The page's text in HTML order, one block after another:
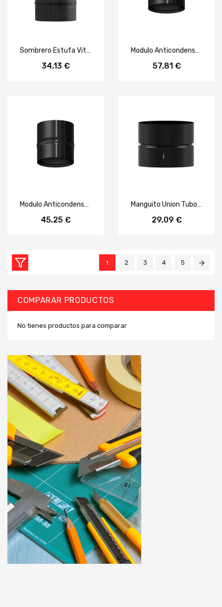
Sombrero Estufa Vitrificado Negro Ø 150 mm.
34,13 €
Modulo Anticondensados Estufa Vitrificado Negro Ø 200 mm.
57,81 €
Modulo Anticondensados Estufa Vitrificado Negro Ø 150 mm.
45,25 €
Manguito Union Tubos Estufa Vitrificado Negro Hembra - Hembra Ø 200 mm.
29,09 €
1 2 3 4 5
COMPARAR PRODUCTOS
No tienes productos para comparar